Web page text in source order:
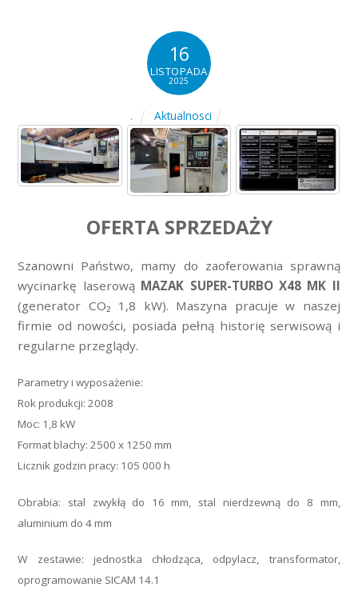
16
LISTOPADA
2025
. Aktualnosci
OFERTA SPRZEDAŻY
Szanowni Państwo, mamy do zaoferowania sprawną
wycinarkę laserową MAZAK SUPER-TURBO X48 MK II
(generator CO₂ 1,8 kW). Maszyna pracuje w naszej
firmie od nowości, posiada pełną historię serwisową i
regularne przeglądy.
Parametry i wyposażenie:
Rok produkcji: 2008
Moc: 1,8 kW
Format blachy: 2500 x 1250 mm
Licznik godzin pracy: 105 000 h
Obrabia: stal zwykłą do 16 mm, stal nierdzewną do 8 mm,
aluminium do 4 mm
W zestawie: jednostka chłodząca, odpylacz, transformator,
oprogramowanie SICAM 14.1